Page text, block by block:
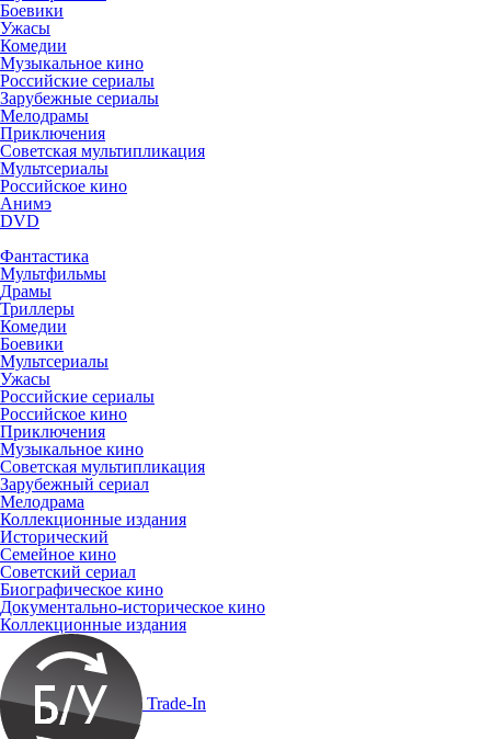
Боевики
Ужасы
Комедии
Музыкальное кино
Российские сериалы
Зарубежные сериалы
Мелодрамы
Приключения
Советская мультипликация
Мультсериалы
Российское кино
Анимэ
DVD
Фантастика
Мультфильмы
Драмы
Триллеры
Комедии
Боевики
Мультсериалы
Ужасы
Российские сериалы
Российское кино
Приключения
Музыкальное кино
Советская мультипликация
Зарубежный сериал
Мелодрама
Коллекционные издания
Исторический
Семейное кино
Советский сериал
Биографическое кино
Документально-историческое кино
Коллекционные издания
Trade-In